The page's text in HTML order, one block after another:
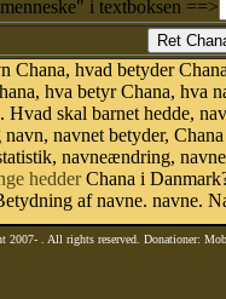
i textboksen ==>
hvad betyder
hva betyr Chana, hva
. Hvad skal barnet hedde,
navnet betyder,
navneændring,
hedderChana i
af navne. navne.
2007- . All rights reserved. Donationer: